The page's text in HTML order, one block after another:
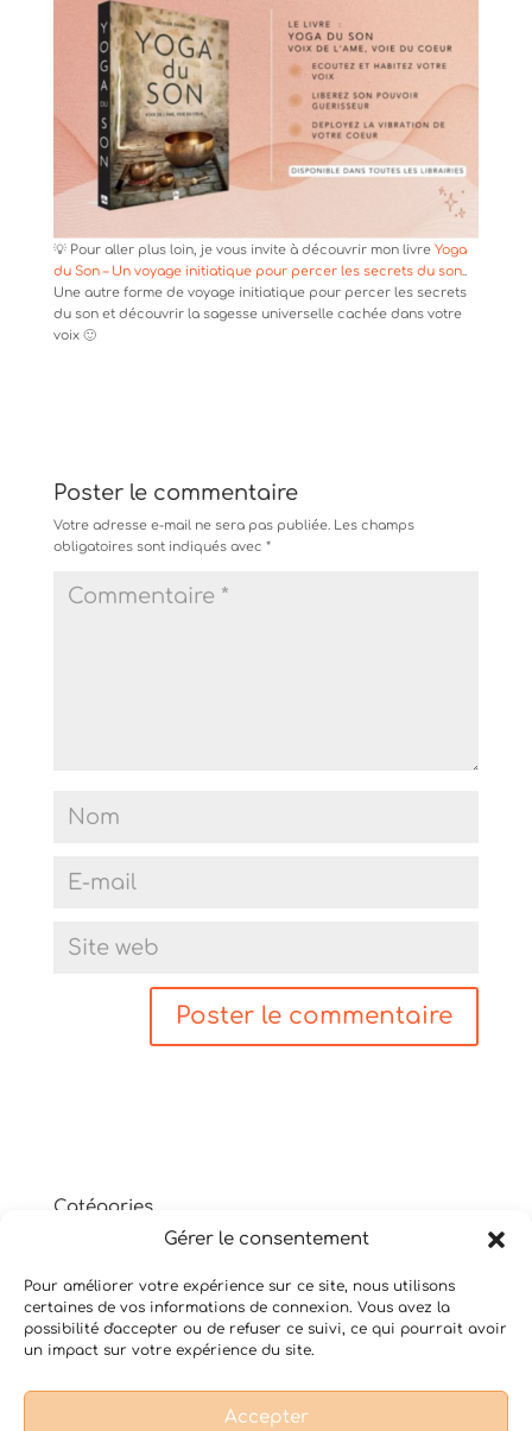
Gérer le consentement
Pour améliorer votre expérience sur ce site, nous utilisons
certaines de vos informations de connexion. Vous avez la
possibilité d'accepter ou de refuser ce suivi, ce qui pourrait avoir
un impact sur votre expérience du site.
Accepter
💡 Pour aller plus loin, je vous invite à découvrir mon livre Yoga
du Son – Un voyage initiatique pour percer les secrets du son..
Une autre forme de voyage initiatique pour percer les secrets
du son et découvrir la sagesse universelle cachée dans votre
voix 🙂
Poster le commentaire
Votre adresse e-mail ne sera pas publiée. Les champs
obligatoires sont indiqués avec *
Catégories
Thérapie psycho-corporelle
Yoga du Son